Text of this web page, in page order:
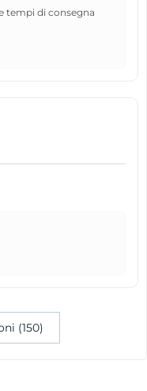
tempi di consegna
(150)